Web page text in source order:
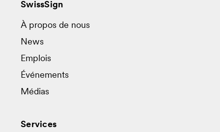
SwissSign
À propos de nous
News
Emplois
Événements
Médias
Services